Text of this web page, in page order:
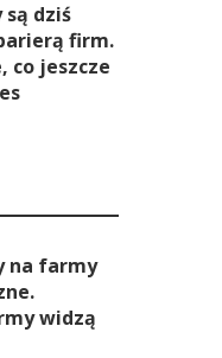
są dziś
firm.
co jeszcze
na farmy
widzą